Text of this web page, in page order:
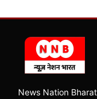
News Nation